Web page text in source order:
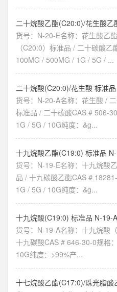
二十烷酸乙酯(C20:0)/花生酸
货号：N-20-E名称：花生酸乙
（C20:0）标准品 / 二十碳酸乙
100MG / 500MG / 1G / 5G / ...
二十烷酸(C20:0)/花生酸 标准
货号：N-20-A名称：花生酸 / 二
标准品 / 二十碳酸CAS # 506-
1G / 5G / 10G纯度：&g...
十九烷酸乙酯(C19:0) 标准品
货号：N-19-E名称：十九烷酸
品 / 十九碳酸乙酯CAS #
1G / 5G / 10G纯度：&g...
十九烷酸(C19:0) 标准品 N-19-
货号：N-19-A名称：十九烷酸
十九碳酸CAS # 646-30-0规格
10G纯度：>99%产...
十七烷酸乙酯(C17:0)/珠光脂